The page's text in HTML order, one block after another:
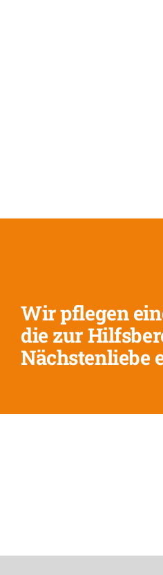
Wir pflegen
die zur
Nächstenliebe